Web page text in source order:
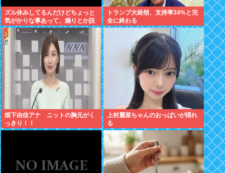
ズル休みしてるんだけどちょっと
気がかりな事あって、煽りとか説
教とか抜きに客観的意見くれる人
だけきてくれ
トランプ大統領、支持率34%と完
全に終わる
畑下由佳アナ ニットの胸元がく
っきり！！
上村麗菜ちゃんのおっぱいが揺れ
る